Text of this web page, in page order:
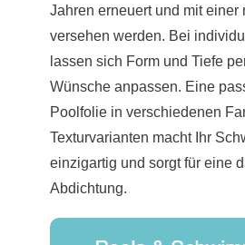
Jahren erneuert und mit einer
versehen werden. Bei
lassen sich Form und Tiefe
Wünsche anpassen. Eine
Poolfolie in verschiedenen
Texturvarianten macht Ihr
einzigartig und sorgt für eine
Abdichtung.